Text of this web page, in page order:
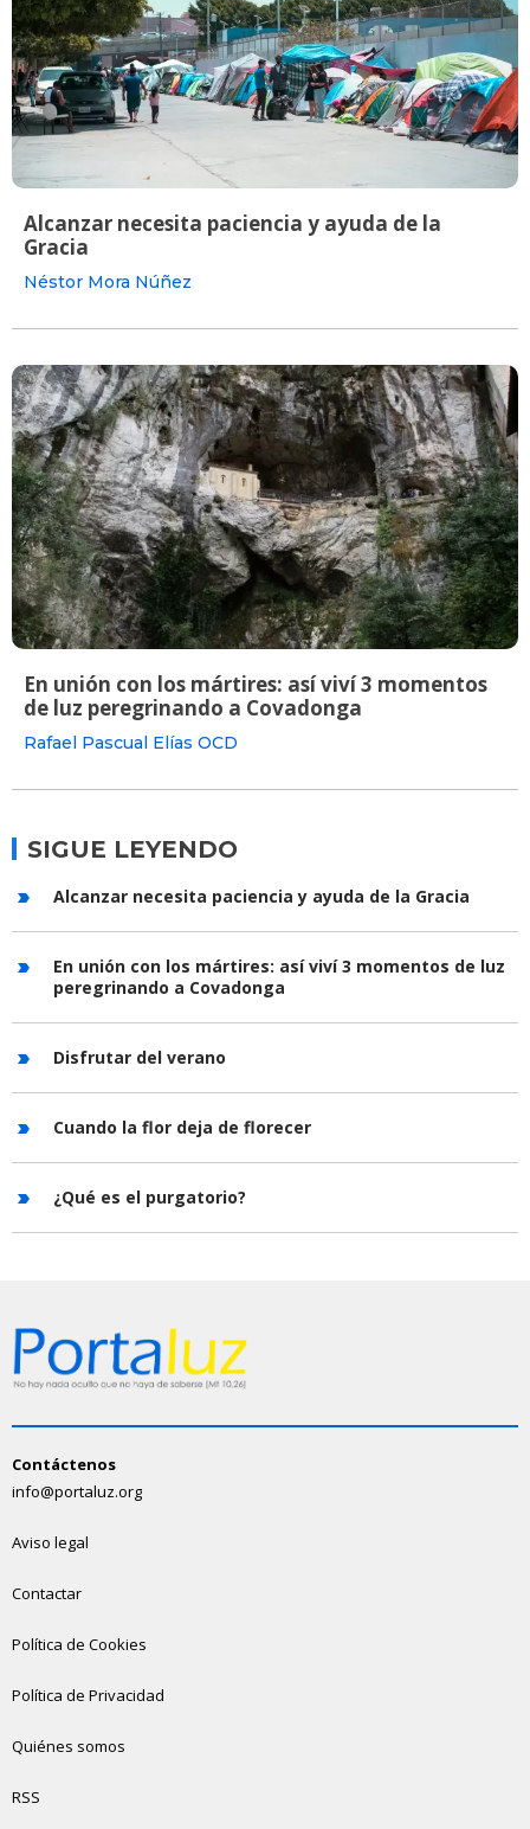
Alcanzar necesita paciencia y ayuda de la
Gracia
Néstor Mora Núñez
En unión con los mártires: así viví 3 momentos
de luz peregrinando a Covadonga
Rafael Pascual Elías OCD
SIGUE LEYENDO
Alcanzar necesita paciencia y ayuda de la Gracia
En unión con los mártires: así viví 3 momentos de luz
peregrinando a Covadonga
Disfrutar del verano
Cuando la flor deja de florecer
¿Qué es el purgatorio?
Contáctenos
info@portaluz.org
Aviso legal
Contactar
Política de Cookies
Política de Privacidad
Quiénes somos
RSS